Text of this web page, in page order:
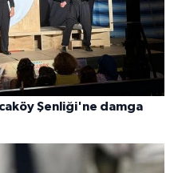
Şenliği'ne damga